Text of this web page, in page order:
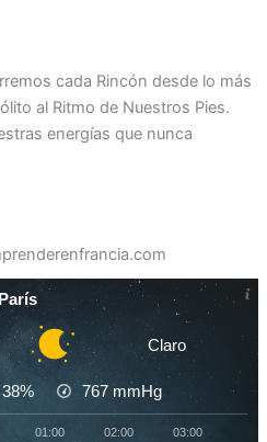
cada Rincón desde lo más
al Ritmo de Nuestros Pies.
energías que nunca
París
Claro
38% 767 mmHg
01:00 02:00 03:00